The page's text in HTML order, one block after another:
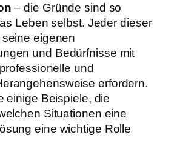
– die Gründe sind so
Leben selbst. Jeder dieser
eigenen
und Bedürfnisse mit
und
erfordern.
einige Beispiele, die
Situationen eine
eine wichtige Rolle